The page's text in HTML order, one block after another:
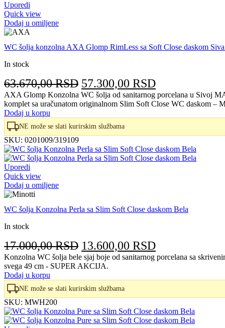
Uporedi
Quick view
Dodaj u omiljene
WC šolja konzolna AXA Glomp RimLess sa Soft Close daskom
In stock
63.670,00RSD Originalna
cena
je
bila:
63.670,00 RSD.
57.300,00 RSDTrenutna
cena
je:
AXA Glomp Konzolna WC šolja od sanitarnog porcelana u Sivoj
komplet sa uračunatom originalnom Slim Soft Close WC daskom –
Dodaj u korpu
NE može se slati kurirskim službama
SKU: 0201009/319109
Uporedi
Quick view
Dodaj u omiljene
WC šolja Konzolna Perla sa Slim Soft Close daskom Bela
In stock
17.000,00RSD Originalna
cena
je
bila:
17.000,00 RSD.
13.600,00 RSDTrenutna
cena
Konzolna WC šolja bele sjaj boje od sanitarnog porcelana sa
svega 49 cm - SUPER AKCIJA.
Dodaj u korpu
NE može se slati kurirskim službama
SKU: MWH200